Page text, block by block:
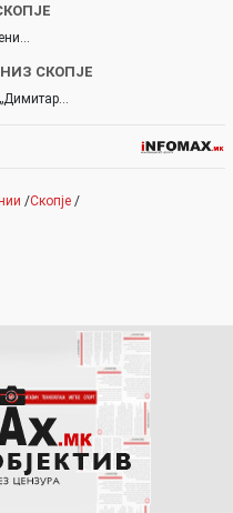
СКОПЈЕ
/Скопје /